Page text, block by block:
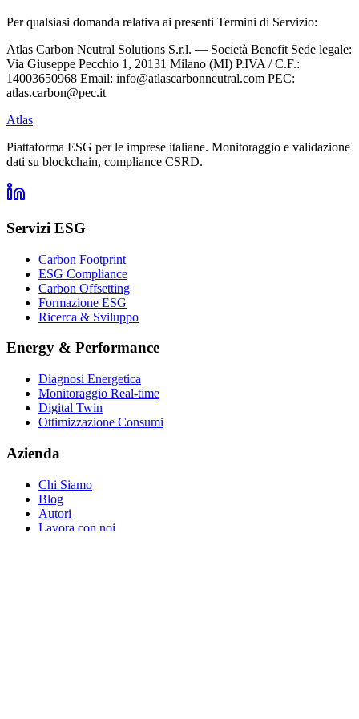
Per qualsiasi domanda relativa ai presenti Termini di Servizio:
Atlas Carbon Neutral Solutions S.r.l. — Società Benefit Sede legale:
Via Giuseppe Pecchio 1, 20131 Milano (MI) P.IVA / C.F.:
14003650968 Email: info@atlascarbonneutral.com PEC:
atlas.carbon@pec.it
Atlas
Piattaforma ESG per le imprese italiane. Monitoraggio e validazione
dati su blockchain, compliance CSRD.
Servizi ESG
Carbon Footprint
ESG Compliance
Carbon Offsetting
Formazione ESG
Ricerca & Sviluppo
Energy & Performance
Diagnosi Energetica
Monitoraggio Real-time
Digital Twin
Ottimizzazione Consumi
Azienda
Chi Siamo
Blog
Autori
Lavora con noi